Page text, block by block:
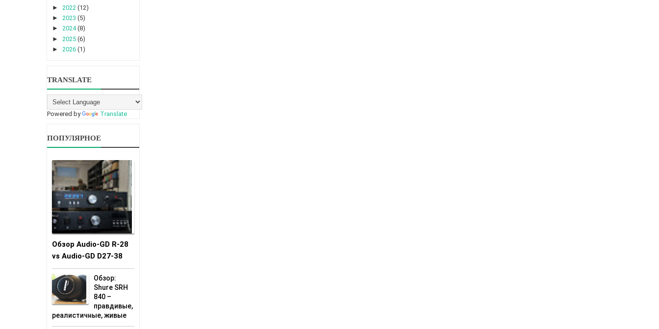
► 2022(12)
►2023(5)
►2024(8)
► 2025(6)
► 2026(1)
TRANSLATE
Powered by Translate
ПОПУЛЯРНОЕ
Обзор Audio-GD R-28
vs Audio-GD D27-38
Обзор:
Shure SRH
840 –
правдивые,
реалистичные, живые